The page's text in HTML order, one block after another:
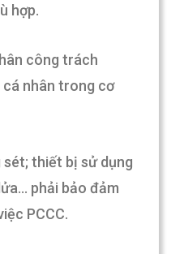
hợp.
công trách
cá nhân trong cơ
sét; thiết bị sử dụng
phải bảo đảm
PCCC.